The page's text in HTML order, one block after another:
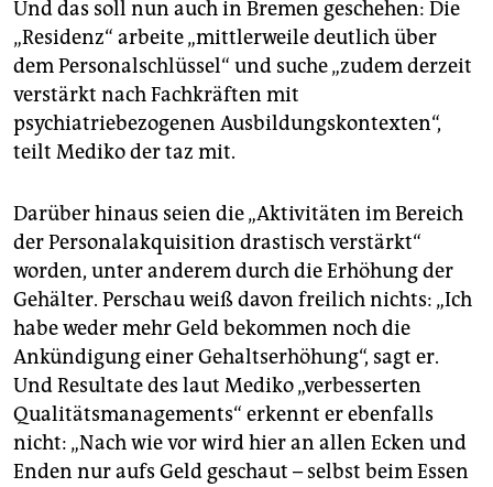
Und das soll nun auch in Bremen geschehen: Die
„Residenz“ arbeite „mittlerweile deutlich über
dem Personalschlüssel“ und suche „zudem derzeit
verstärkt nach Fachkräften mit
psychiatriebezogenen Ausbildungskontexten“,
teilt Mediko der taz mit.
Darüber hinaus seien die „Aktivitäten im Bereich
der Personalakquisition drastisch verstärkt“
worden, unter anderem durch die Erhöhung der
Gehälter. Perschau weiß davon freilich nichts: „Ich
habe weder mehr Geld bekommen noch die
Ankündigung einer Gehaltserhöhung“, sagt er.
Und Resultate des laut Mediko „verbesserten
Qualitätsmanagements“ erkennt er ebenfalls
nicht: „Nach wie vor wird hier an allen Ecken und
Enden nur aufs Geld geschaut – selbst beim Essen